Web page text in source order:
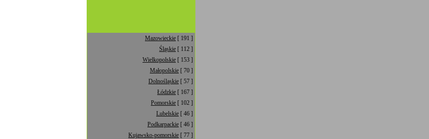
Mazowieckie [ 191 ]
Śląskie [ 112 ]
Wielkopolskie [ 153 ]
Małopolskie [ 70 ]
Dolnośląskie [ 57 ]
Łódzkie [ 167 ]
Pomorskie [ 102 ]
Lubelskie [ 46 ]
Podkarpackie [ 46 ]
Kujawsko-pomorskie [ 77 ]